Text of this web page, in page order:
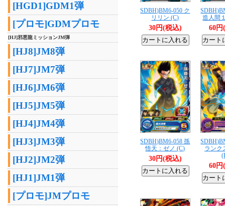
[HGD1]GDM1弾
[プロモ]GDMプロモ
[HJ]邪悪龍ミッションJM弾
[HJ8]JM8弾
[HJ7]JM7弾
[HJ6]JM6弾
[HJ5]JM5弾
[HJ4]JM4弾
[HJ3]JM3弾
[HJ2]JM2弾
[HJ1]JM1弾
[プロモ]JMプロモ
SDBH)BM6-050 ク
リリン (C)
30円(税込)
造人間
60円
SDBH)BM6-058 孫
悟天：ゼノ (C)
30円(税込)
ランク
60円